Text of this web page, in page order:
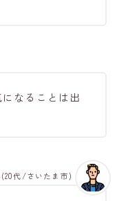
なることは出
(20代/さいたま市)